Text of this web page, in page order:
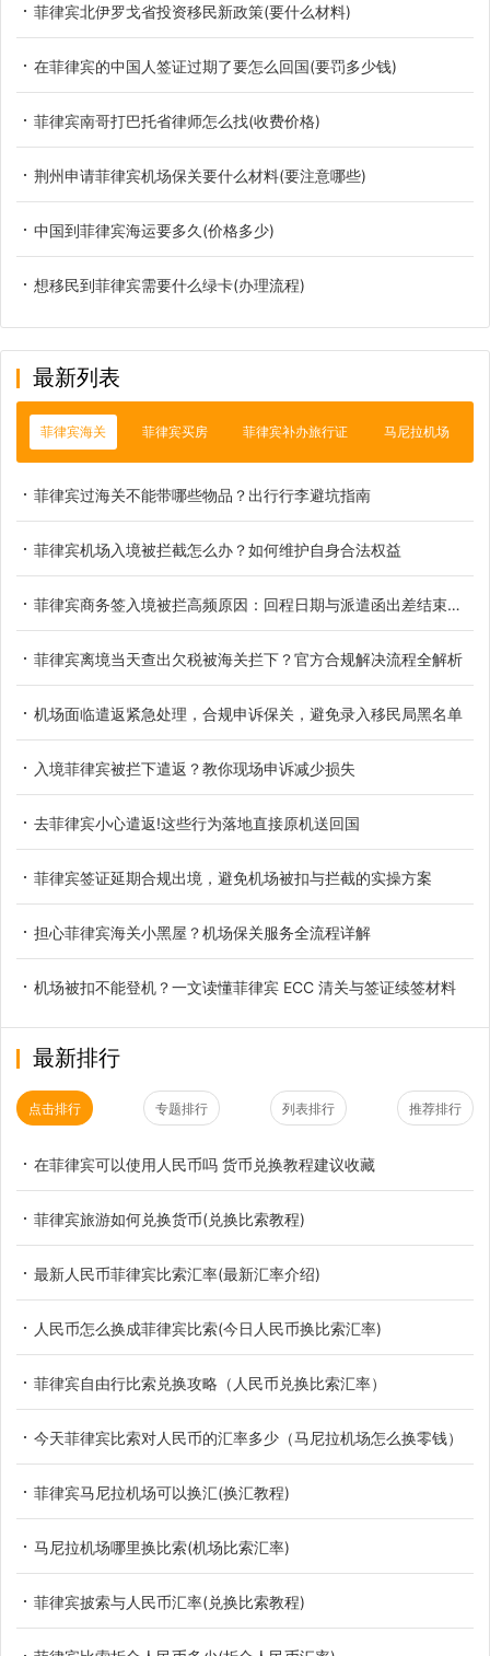
菲律宾北伊罗戈省投资移民新政策(要什么材料)
在菲律宾的中国人签证过期了要怎么回国(要罚多少钱)
菲律宾南哥打巴托省律师怎么找(收费价格)
荆州申请菲律宾机场保关要什么材料(要注意哪些)
中国到菲律宾海运要多久(价格多少)
想移民到菲律宾需要什么绿卡(办理流程)
最新列表
菲律宾海关 菲律宾买房 菲律宾补办旅行证 马尼拉机场
菲律宾过海关不能带哪些物品？出行行李避坑指南
菲律宾机场入境被拦截怎么办？如何维护自身合法权益
菲律宾商务签入境被拦高频原因：回程日期与派遣函出差结束日不匹配实操解析
菲律宾离境当天查出欠税被海关拦下？官方合规解决流程全解析
机场面临遣返紧急处理，合规申诉保关，避免录入移民局黑名单
入境菲律宾被拦下遣返？教你现场申诉减少损失
去菲律宾小心遣返!这些行为落地直接原机送回国
菲律宾签证延期合规出境，避免机场被扣与拦截的实操方案
担心菲律宾海关小黑屋？机场保关服务全流程详解
机场被扣不能登机？一文读懂菲律宾 ECC 清关与签证续签材料
最新排行
点击排行 专题排行 列表排行 推荐排行
在菲律宾可以使用人民币吗 货币兑换教程建议收藏
菲律宾旅游如何兑换货币(兑换比索教程)
最新人民币菲律宾比索汇率(最新汇率介绍)
人民币怎么换成菲律宾比索(今日人民币换比索汇率)
菲律宾自由行比索兑换攻略（人民币兑换比索汇率）
今天菲律宾比索对人民币的汇率多少（马尼拉机场怎么换零钱）
菲律宾马尼拉机场可以换汇(换汇教程)
马尼拉机场哪里换比索(机场比索汇率)
菲律宾披索与人民币汇率(兑换比索教程)